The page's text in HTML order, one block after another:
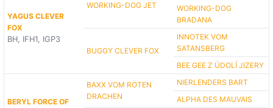
YAGUS CLEVER
FOX
BH, IFH1, IGP3
WORKING-DOG JET
WORKING-DOG
BRADANA
BUGGY CLEVER FOX
INNOTEK VOM
SATANSBERG
BEE GEE Z ÚDOLÍ JIZERY
BERYL FORCE OF
BAXX VOM ROTEN
DRACHEN
NIERLENDERS BART
ALPHA DES MAUVAIS